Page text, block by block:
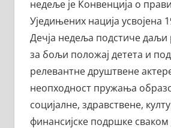
недеље је Конвенција о
Уједињених нација усвојена
Дечја недеља подстиче даљи
за бољи положај детета и
релевантне друштвене
неопходност пружања
социјалне, здравствене,
финансијске подршке сваком